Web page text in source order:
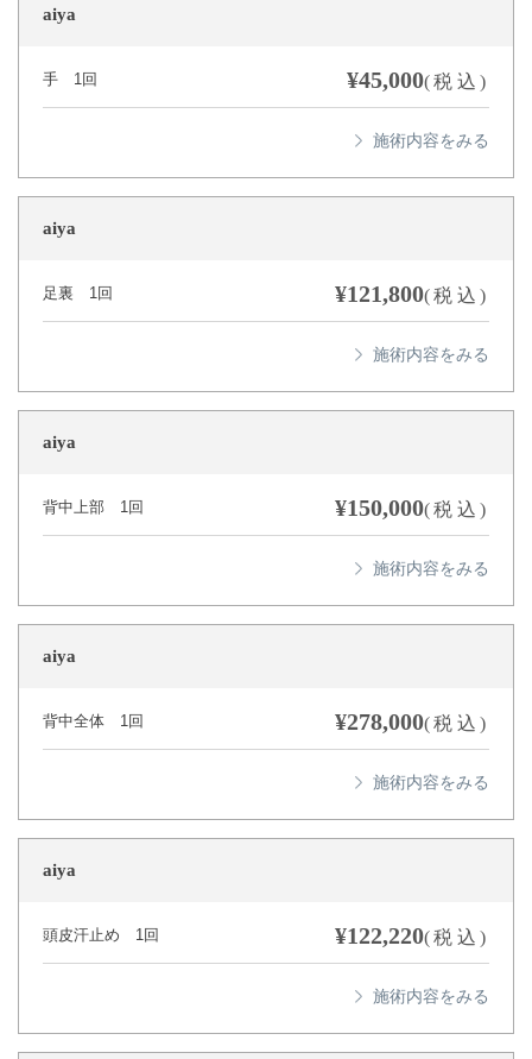
aiya
手 1回 ¥45,000(税込)
aiya
足裏 1回 ¥121,800(税込)
aiya
背中上部 1回 ¥150,000(税込)
aiya
背中全体 1回 ¥278,000(税込)
aiya
頭皮汗止め 1回 ¥122,220(税込)